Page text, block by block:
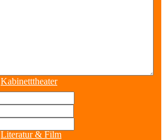
Kabinetttheater
Literatur & Film